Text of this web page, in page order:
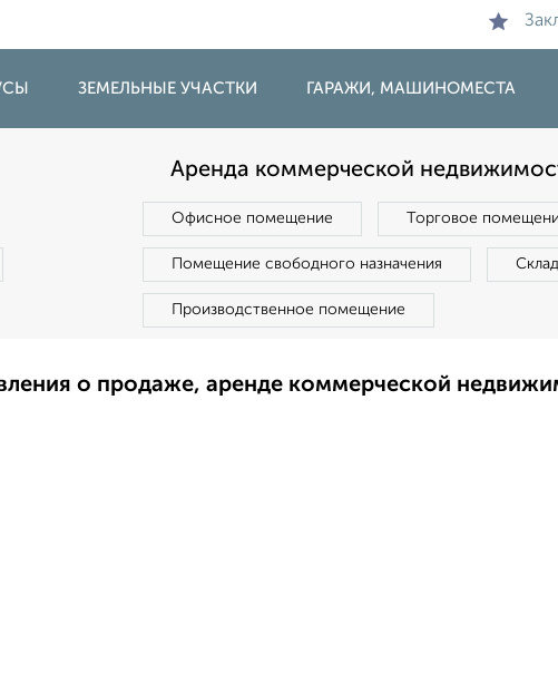
ЗЕМЕЛЬНЫЕ УЧАСТКИ ГАРАЖИ, МАШИНОМЕСТА
Аренда коммерческой
Офисное помещение Торговое
Помещение свободного назначения
Производственное помещение
о продаже, аренде коммерческой